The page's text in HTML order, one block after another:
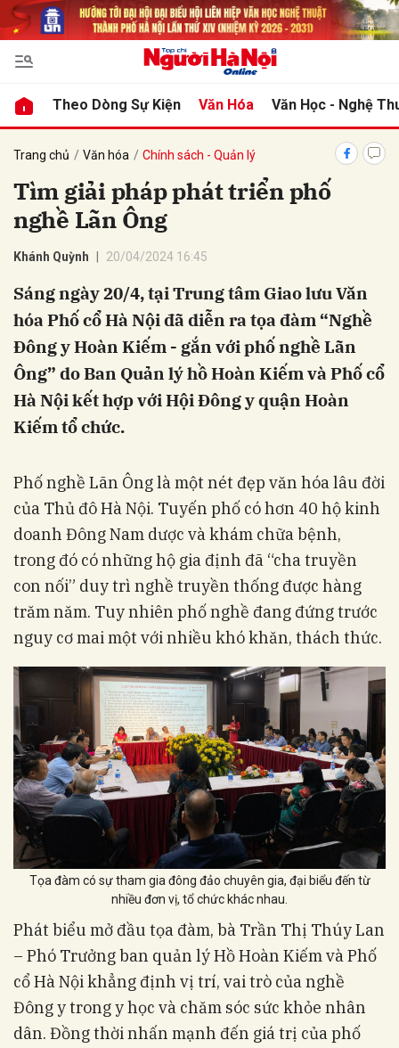
Theo Dòng Sự Kiện Văn Hóa Văn Học - Nghệ
Trang chủ Văn hóa Chính sách - Quản lý
Tìm giải pháp phát triển phố
nghề Lãn Ông
Khánh Quỳnh 20/04/2024 16:45
Sáng ngày 20/4, tại Trung tâm Giao lưu Văn
hóa Phố cổ Hà Nội đã diễn ra tọa đàm “Nghề
Đông y Hoàn Kiếm - gắn với phố nghề Lãn
Ông” do Ban Quản lý hồ Hoàn Kiếm và Phố cổ
Hà Nội kết hợp với Hội Đông y quận Hoàn
Kiếm tổ chức.
Phố nghề Lãn Ông là một nét đẹp văn hóa lâu đời
của Thủ đô Hà Nội. Tuyến phố có hơn 40 hộ kinh
doanh Đông Nam dược và khám chữa bệnh,
trong đó có những hộ gia định đã “cha truyền
con nối” duy trì nghề truyền thống được hàng
trăm năm. Tuy nhiên phố nghề đang đứng trước
nguy cơ mai một với nhiều khó khăn, thách thức.
Tọa đàm có sự tham gia đông đảo chuyên gia, đại biểu đến từ
nhiều đơn vị, tổ chức khác nhau.
Phát biểu mở đầu tọa đàm, bà Trần Thị Thúy Lan
– Phó Trưởng ban quản lý Hồ Hoàn Kiếm và Phố
cổ Hà Nội khẳng định vị trí, vai trò của nghề
Đông y trong y học và chăm sóc sức khỏe nhân
dân. Đồng thời nhấn mạnh đến giá trị của phố
luận
Hủy